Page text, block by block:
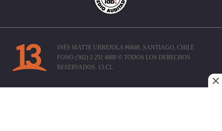
INÉS MATTE URREJOLA #0848, SANTIAGO, CHILE
FONO (562) 2 251 4000 © TODOS LOS DERECHOS
RESERVADOS. 13.CL